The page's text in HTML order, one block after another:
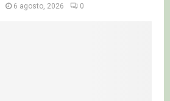
6 agosto, 2026 0